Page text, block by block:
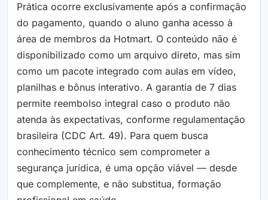
Prática ocorre exclusivamente após a confirmação
do pagamento, quando o aluno ganha acesso à
área de membros da Hotmart. O conteúdo não é
disponibilizado como um arquivo direto, mas sim
como um pacote integrado com aulas em vídeo,
planilhas e bônus interativo. A garantia de 7 dias
permite reembolso integral caso o produto não
atenda às expectativas, conforme regulamentação
brasileira (CDC Art. 49). Para quem busca
conhecimento técnico sem comprometer a
segurança jurídica, é uma opção viável — desde
que complemente, e não substitua, formação